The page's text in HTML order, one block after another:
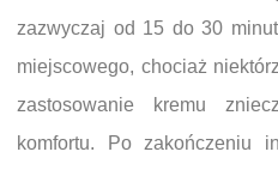
zazwyczaj od 15 do 30
miejscowego, chociaż
zastosowanie kremu
komfortu. Po zakończeniu